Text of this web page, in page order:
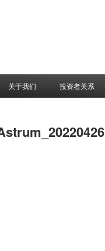
关于我们 投资者关系